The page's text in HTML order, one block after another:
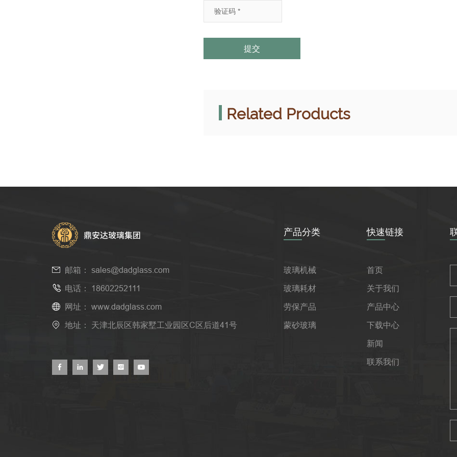
提交
Related Products
邮箱： sales@dadglass.com
电话： 18602252111
网址： www.dadglass.com
地址： 天津北辰区韩家墅工业园区C区后道41号
产品分类
玻璃机械
玻璃耗材
劳保产品
蒙砂玻璃
快速链接
首页
关于我们
产品中心
下载中心
新闻
联系我们